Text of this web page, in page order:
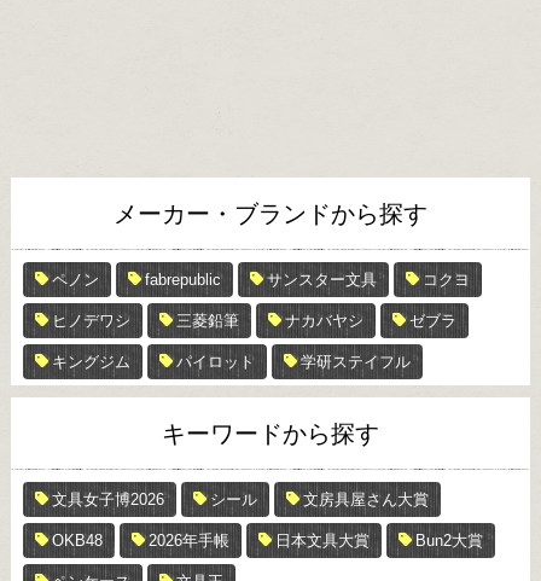
メーカー・ブランドから探す
ペノン fabrepublic サンスター文具 コクヨ
ヒノデワシ 三菱鉛筆 ナカバヤシ ゼブラ
キングジム パイロット 学研ステイフル
キーワードから探す
文具女子博2026 シール 文房具屋さん大賞
OKB48 2026年手帳 日本文具大賞 Bun2大賞